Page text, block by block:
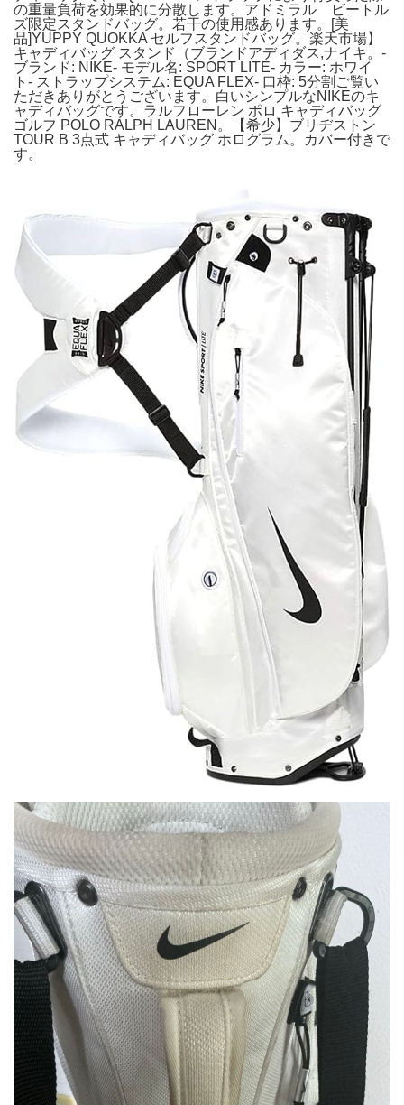
の重量負荷を効果的に分散します。アドミラル ビートル
ズ限定スタンドバッグ。若干の使用感あります。[美
品]YUPPY QUOKKA セルフスタンドバッグ。楽天市場】
キャディバッグ スタンド（ブランドアディダス,ナイキ。-
ブランド: NIKE- モデル名: SPORT LITE- カラー: ホワイ
ト- ストラップシステム: EQUA FLEX- 口枠: 5分割ご覧い
ただきありがとうございます。白いシンプルなNIKEのキ
ャディバッグです。ラルフローレン ポロ キャディバッグ
ゴルフ POLO RALPH LAUREN。【希少】ブリヂストン
TOUR B 3点式 キャディバッグ ホログラム。カバー付きで
す。